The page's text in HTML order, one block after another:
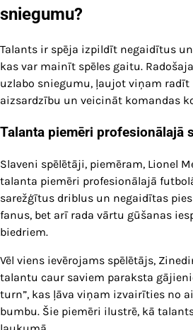
sniegumu?
Talants ir spēja izpildīt negaidītus
kas var mainīt spēles gaitu.
uzlabo sniegumu, ļaujot viņam radīt
aizsardzību un veicināt komandas
Talanta piemēri profesionālajā
Slaveni spēlētāji, piemēram, Lionel
talanta piemēri profesionālajā
sarežģītus driblus un negaidītas
fanus, bet arī rada vārtu gūšanas
biedriem.
Vēl viens ievērojams spēlētājs,
talantu caur saviem paraksta
turn”, kas ļāva viņam izvairīties no
bumbu. Šie piemēri ilustrē, kā